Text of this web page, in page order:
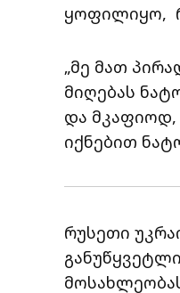
ყოფილიყო,
„მე მათ
მიღებას
და მკაფიოდ,
იქნებით
რუსეთი